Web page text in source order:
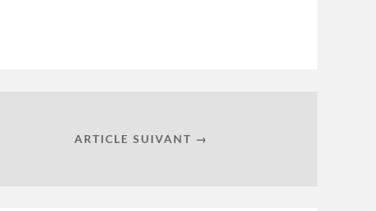
ARTICLE SUIVANT →